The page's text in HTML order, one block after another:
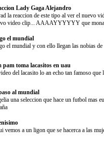
Lady Gaga Alejandro
la reaccion de este tipo al ver el nuevo
video clip... AAAAYYYYYY que
el mundial
el mundial y con ello llegan las nobias
pam toma lacasitos en uau
del lacasito lo an echo tan famoso
al mundial
una seleccion que hace un futbol mas
vemos a un ligon que se hacerca a las